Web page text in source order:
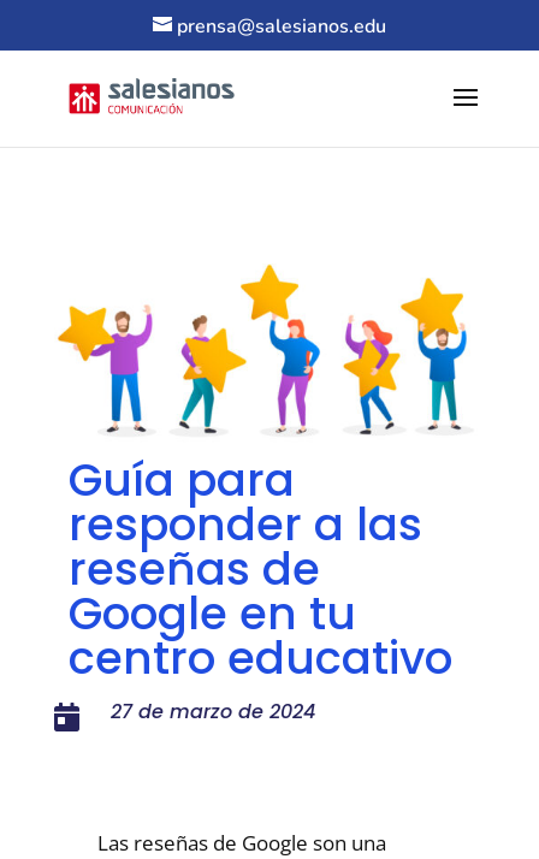
prensa@salesianos.edu
Guía para
responder a las
reseñas de
Google en tu
centro educativo
 27 de marzo de 2024
Las reseñas de Google son una